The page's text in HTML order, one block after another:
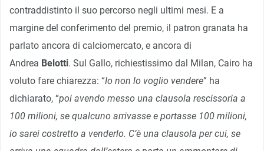
contraddistinto il suo percorso negli ultimi mesi. E a
margine del conferimento del premio, il patron granata ha
parlato ancora di calciomercato, e ancora di
Andrea Belotti. Sul Gallo, richiestissimo dal Milan, Cairo ha
voluto fare chiarezza: “Io non lo voglio vendere” ha
dichiarato, “poi avendo messo una clausola rescissoria a
100 milioni, se qualcuno arrivasse e portasse 100 milioni,
io sarei costretto a venderlo. C’è una clausola per cui, se